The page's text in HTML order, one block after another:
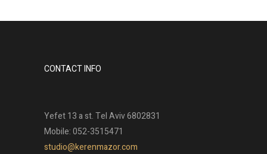
CONTACT INFO
Yefet 13 a st. Tel Aviv 6802831
Mobile: 052-3515471
studio@kerenmazor.com